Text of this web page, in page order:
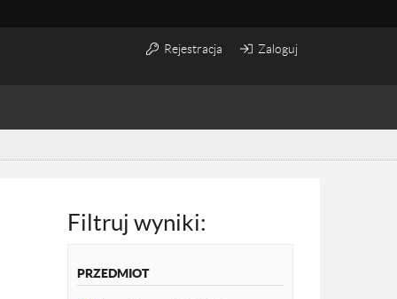
Rejestracja Zaloguj
Filtruj wyniki:
PRZEDMIOT